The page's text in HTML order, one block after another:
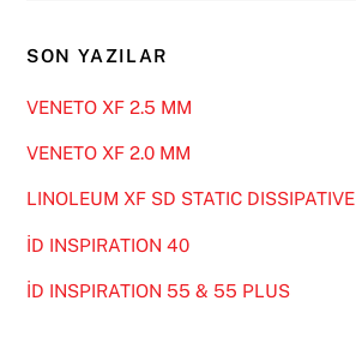
SON YAZILAR
VENETO XF 2.5 MM
VENETO XF 2.0 MM
LINOLEUM XF SD STATIC DISSIPATIVE
İD INSPIRATION 40
İD INSPIRATION 55 & 55 PLUS